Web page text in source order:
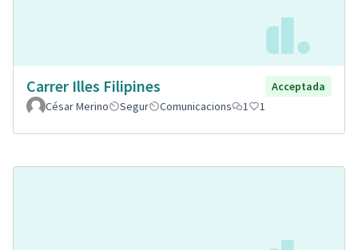
Carrer Illes Filipines
Acceptada
César Merino
Segur Comunicacions 1 1